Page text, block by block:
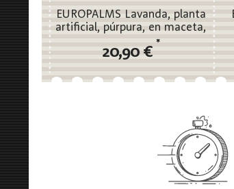
EUROPALMS Lavanda, planta
artificial, púrpura, en maceta,
20,90 €
*